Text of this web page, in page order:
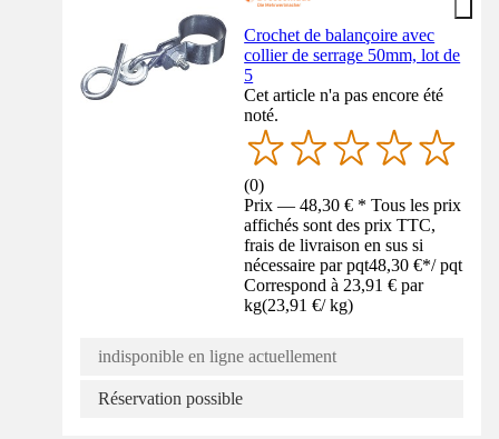
Crochet de balançoire avec
collier de serrage 50mm, lot de
5
Cet article n'a pas encore été
noté.
(0)
Prix — 48,30 € * Tous les prix
affichés sont des prix TTC,
frais de livraison en sus si
nécessaire par pqt48,30 €*/ pqt
Correspond à 23,91 € par
kg(23,91 €/ kg)
indisponible en ligne actuellement
Réservation possible